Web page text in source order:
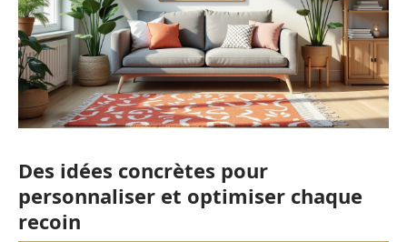
Des idées concrètes pour
personnaliser et optimiser chaque
recoin